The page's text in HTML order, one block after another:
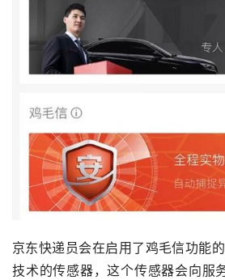
京东快递员会在启用了鸡毛信功能
技术的传感器，这个传感器会向服